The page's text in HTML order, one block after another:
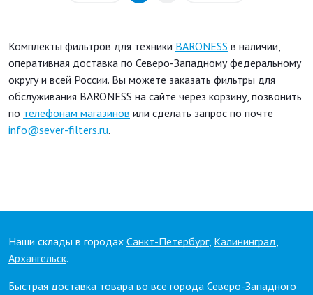
Комплекты фильтров для техники BARONESS в наличии,
оперативная доставка по Северо-Западному федеральному
округу и всей России. Вы можете заказать фильтры для
обслуживания BARONESS на сайте через корзину, позвонить
по телефонам магазинов или сделать запрос по почте
info@sever-filters.ru.
Наши склады в городах Санкт-Петербург, Калининград,
Архангельск.
Быстрая доставка товара во все города Северо-Западного